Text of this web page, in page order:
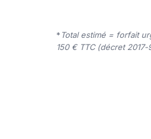
* Total estimé = forfait
150 € TTC (décret 2017-